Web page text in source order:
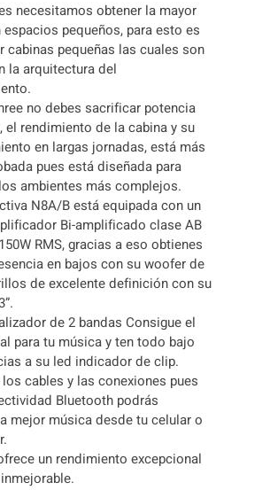
necesitamos obtener la mayor
espacios pequeños, para esto es
cabinas pequeñas las cuales son
la arquitectura del
no debes sacrificar potencia
el rendimiento de la cabina y su
en largas jornadas, está más
pues está diseñada para
ambientes más complejos.
N8A/B está equipada con un
Bi-amplificado clase AB
RMS, gracias a eso obtienes
en bajos con su woofer de
de excelente definición con su
de 2 bandas Consigue el
para tu música y ten todo bajo
a su led indicador de clip.
cables y las conexiones pues
Bluetooth podrás
mejor música desde tu celular o
un rendimiento excepcional